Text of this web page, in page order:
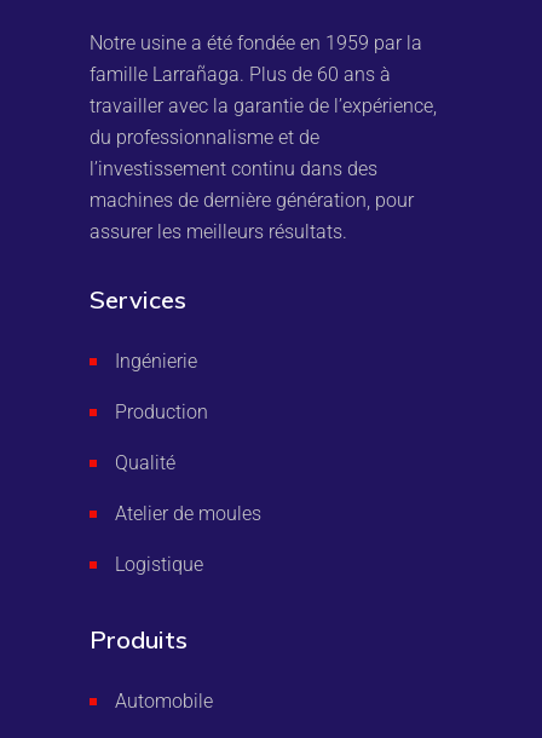
Notre usine a été fondée en 1959 par la
famille Larrañaga. Plus de 60 ans à
travailler avec la garantie de l’expérience,
du professionnalisme et de
l’investissement continu dans des
machines de dernière génération, pour
assurer les meilleurs résultats.
Services
Ingénierie
Production
Qualité
Atelier de moules
Logistique
Produits
Automobile